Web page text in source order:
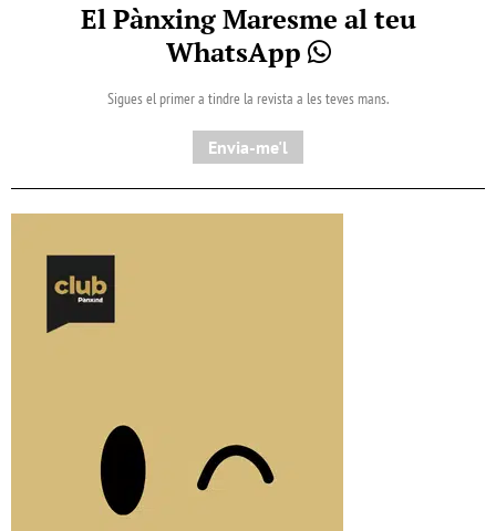
El Pànxing Maresme al teu
WhatsApp
Sigues el primer a tindre la revista a les teves mans.
Envia-me'l